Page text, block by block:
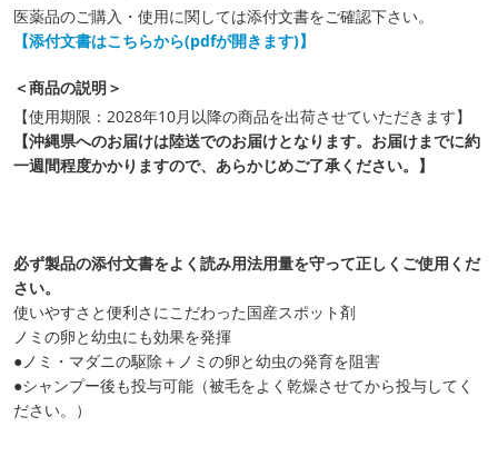
医薬品のご購入・使用に関しては添付文書をご確認下さい。
【添付文書はこちらから(pdfが開きます)】
＜商品の説明＞
【使用期限：2028年10月以降の商品を出荷させていただきます】
【沖縄県へのお届けは陸送でのお届けとなります。お届けまでに約
一週間程度かかりますので、あらかじめご了承ください。】
必ず製品の添付文書をよく読み用法用量を守って正しくご使用くだ
さい。
使いやすさと便利さにこだわった国産スポット剤
ノミの卵と幼虫にも効果を発揮
●ノミ・マダニの駆除＋ノミの卵と幼虫の発育を阻害
●シャンプー後も投与可能（被毛をよく乾燥させてから投与してく
ださい。）